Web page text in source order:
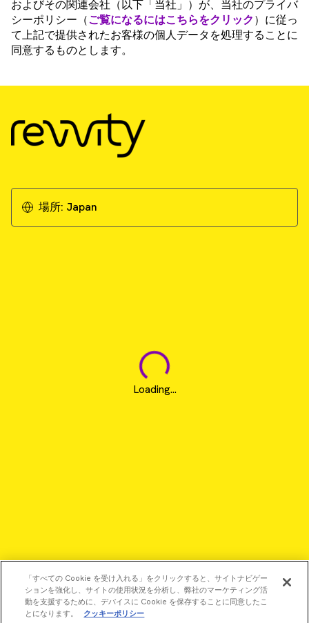
およびその関連会社（以下「当社」）が、当社のプライバ
シーポリシー（ご覧になるにはこちらをクリック）に従っ
て上記で提供されたお客様の個人データを処理することに
同意するものとします。
場所: Japan
Loading...
「すべての Cookie を受け入れる」をクリックすると、サイトナビゲー
ションを強化し、サイトの使用状況を分析し、弊社のマーケティング活
動を支援するために、デバイスに Cookie を保存することに同意したこ
とになります。
クッキーポリシー